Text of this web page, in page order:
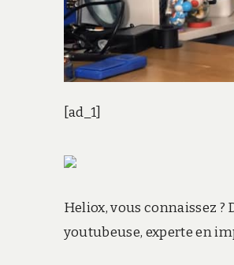
[ad_1]
Heliox, vous connaissez
youtubeuse, experte en